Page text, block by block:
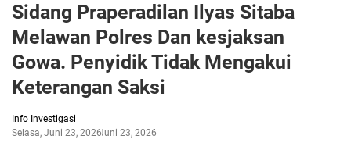
Sidang Praperadilan Ilyas Sitaba
Melawan Polres Dan kesjaksan
Gowa. Penyidik Tidak Mengakui
Keterangan Saksi
Info Investigasi
Selasa, Juni 23, 2026Juni 23, 2026